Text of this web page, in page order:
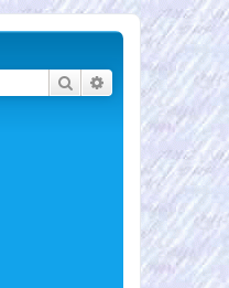
RechercherRecherche